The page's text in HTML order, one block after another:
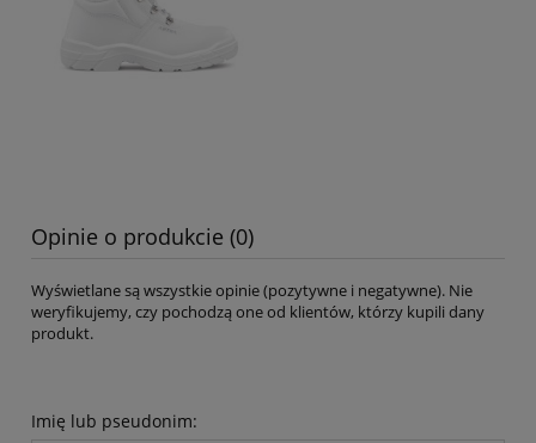
Opinie o produkcie (0)
Wyświetlane są wszystkie opinie (pozytywne i negatywne). Nie
weryfikujemy, czy pochodzą one od klientów, którzy kupili dany
produkt.
Imię lub pseudonim: